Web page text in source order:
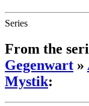
Series
From the
Gegenwart »
Mystik: